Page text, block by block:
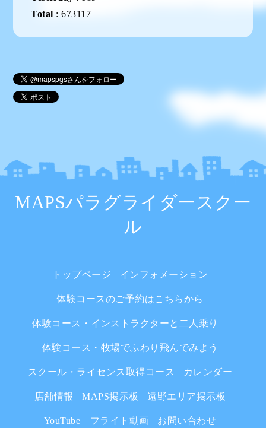
Total :673117
MAPSパラグライダースクー
ル
トップページ インフォメーション
体験コースのご予約はこちらから
体験コース・インストラクターと二人乗り
体験コース・牧場でふわり飛んでみよう
スクール・ライセンス取得コース カレンダー
店舗情報 MAPS掲示板 遠野エリア掲示板
YouTube フライト動画 お問い合わせ